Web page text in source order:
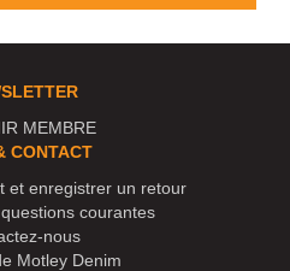
MEMBRE
CONTACT
et enregistrer un retour
courantes
nous
Motley Denim